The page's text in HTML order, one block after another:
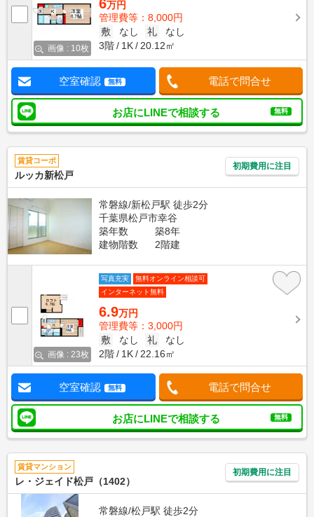
画像 : 10枚
6万円
管理費等：8,000円
敷
なし 礼
なし
3階
1K 20.12㎡
空室確認 無料 電話で問合せ
お店にLINEで相談する 無料
賃貸コーポ
ルッカ新松戸
初期費用に注目
常磐線/新松戸駅 徒歩2分
千葉県松戸市幸谷
築年数
築8年
建物階数
2階建
画像 : 23枚
写真充実
無料オンライン相談可
インターネット無料
6.9万円
管理費等：3,000円
敷
なし 礼
なし
2階
1K 22.16㎡
空室確認 無料 電話で問合せ
お店にLINEで相談する 無料
賃貸マンション
レ・ジェイド松戸（1402）
初期費用に注目
常磐線/松戸駅 徒歩2分